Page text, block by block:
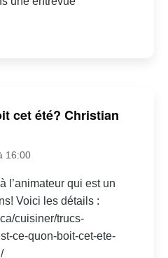
cet été? Christian
16:00
l’animateur qui est un
Voici les détails :
cuisiner/trucs-
ce-quon-boit-cet-ete-